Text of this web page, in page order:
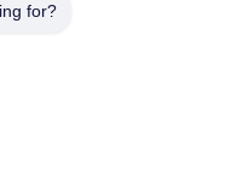
antikabel van de
for?